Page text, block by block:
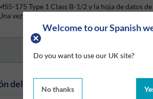
Welcome to our Spanish
Do you want to use our UK site?
No thanks
175 Type 1 Class B-1/2 y la hoja de datos de
vez que hayas iniciado sesión o te hayas
del producto